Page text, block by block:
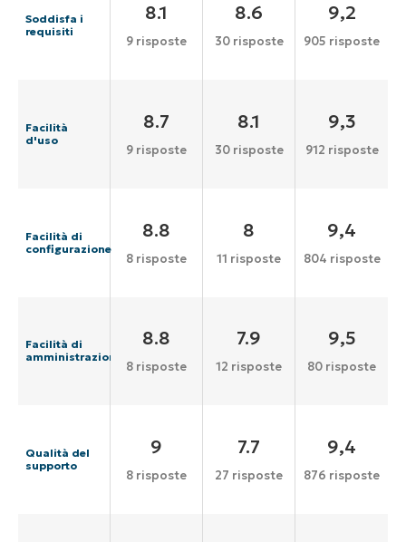
Soddisfa i
requisiti
8.1
9 risposte
8.6
30 risposte
9,2
905 risposte
Facilità
d'uso
8.7
9 risposte
8.1
30 risposte
9,3
912 risposte
Facilità di
configurazione
8.8
8 risposte
8
11 risposte
9,4
804 risposte
Facilità di
amministrazione
8.8
8 risposte
7.9
12 risposte
9,5
80 risposte
Qualità del
supporto
9
8 risposte
7.7
27 risposte
9,4
876 risposte